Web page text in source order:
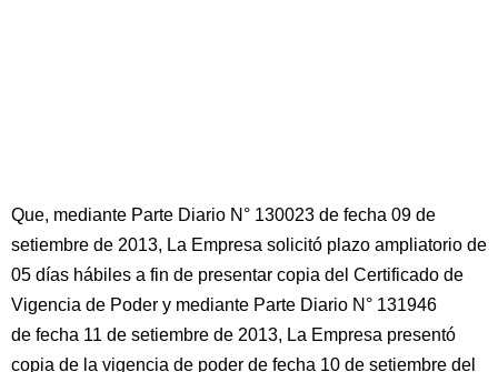
Que, mediante Parte Diario N° 130023 de fecha 09 de
setiembre de 2013, La Empresa solicitó plazo ampliatorio de
05 días hábiles a fin de presentar copia del Certificado de
Vigencia de Poder y mediante Parte Diario N° 131946
de fecha 11 de setiembre de 2013, La Empresa presentó
copia de la vigencia de poder de fecha 10 de setiembre del